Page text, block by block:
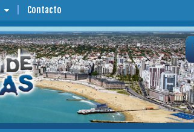
Contacto